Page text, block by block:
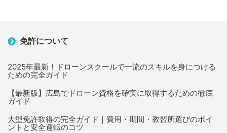
免許について
2025年最新！ドローンスクールで一流のスキルを身につける
ための完全ガイド
【最新版】広島でドローン資格を確実に取得するための徹底
ガイド
大型免許取得の完全ガイド｜費用・期間・教習所選びのポイ
ントと安全運転のコツ